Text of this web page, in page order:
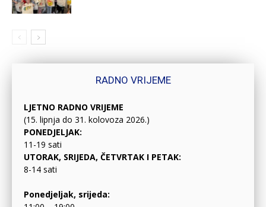
RADNO VRIJEME
LJETNO RADNO VRIJEME
(15. lipnja do 31. kolovoza 2026.)
PONEDJELJAK:
11-19 sati
UTORAK, SRIJEDA, ČETVRTAK I PETAK:
8-14 sati
Ponedjeljak, srijeda: